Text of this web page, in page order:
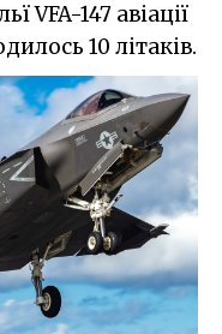
VFA-147 авіації
10 літаків.